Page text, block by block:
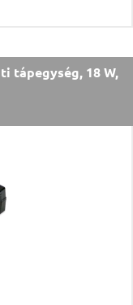
tápegység, 18 W,